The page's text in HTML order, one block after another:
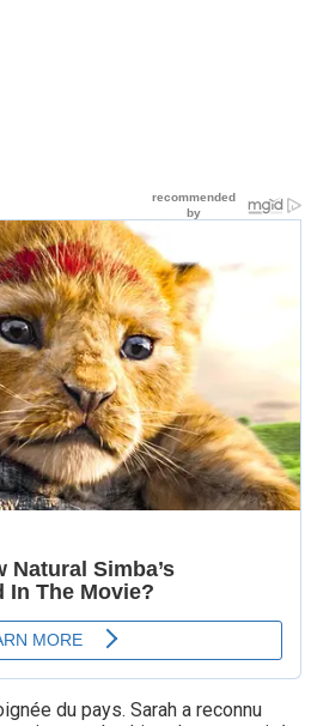
du pays. Sarah a reconnu